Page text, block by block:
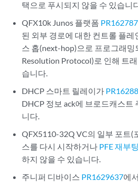
택으로 푸시되지 않을 수 있습니
QFX10k Junos 플랫폼
된 외부 경로에 대한 컨트롤 플레
스 홉(next-hop)으로 프로그래밍
Resolution Protocol)로 인해 트
습니다.
DHCP 스마트 릴레이가
DHCP 정보 ack에 브로드캐스트
니다.
QFX5110-32Q VC의 일부 포트(
스를 다시 시작하거나 PFE 재부
하지 않을 수 있습니다.
주니퍼 디바이스 PR1629637에